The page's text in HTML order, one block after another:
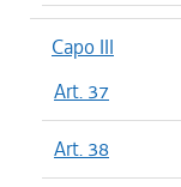
Capo III
Art. 37
Art. 38